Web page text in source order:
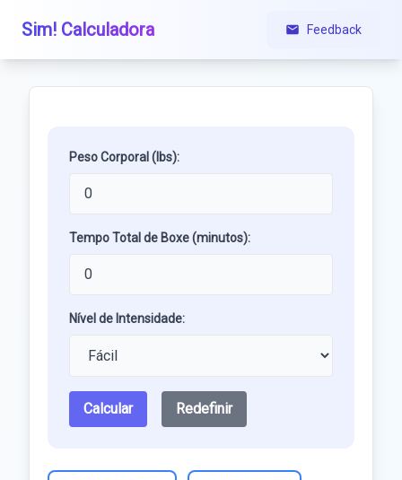
Sim! Calculadora Feedback
Peso Corporal (lbs):
Tempo Total de Boxe (minutos):
Nível de Intensidade:
Calcular Redefinir